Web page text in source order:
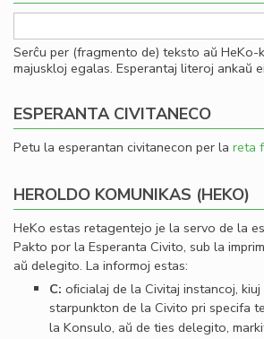
Serĉu per (fragmento de) teksto aŭ HeKo-
majuskloj egalas. Esperantaj literoj ankaŭ
ESPERANTA CIVITANECO
Petu la esperantan civitanecon per la reta
HEROLDO KOMUNIKAS (HEKO)
HeKo estas retagentejo je la servo de la
Pakto por la Esperanta Civito, sub la
aŭ delegito. La informoj estas:
C: oﬁcialaj de la Civitaj instancoj,
starpunkton de la Civito pri specifa
la Konsulo, aŭ de ties delegito,